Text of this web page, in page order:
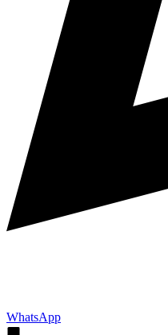
WhatsApp